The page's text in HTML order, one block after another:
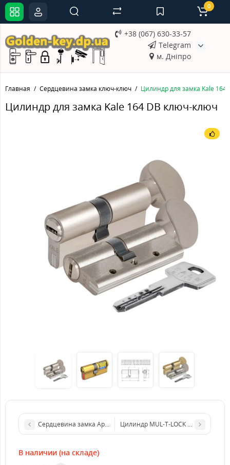
+38 (067) 630-33-57
Telegram
м. Дніпро
0
Главная Сердцевина замка ключ-ключ Цилиндр для замка Kale 164
Цилиндр для замка Kale 164 DB ключ-ключ
Сердцевина замка Apecs XRЦилиндр MUL-T-LOCK CLASSIC PRO
В наличии (на складе)